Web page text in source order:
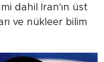
dahil İran'ın üst
ve nükleer bilim